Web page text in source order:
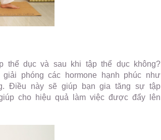
dục và sau khi tập thể dục không?
phóng các hormone hạnh phúc như
Điều này sẽ giúp bạn gia tăng sự tập
cho hiệu quả làm việc được đẩy lên